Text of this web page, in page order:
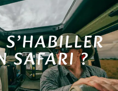
SAFARI ?